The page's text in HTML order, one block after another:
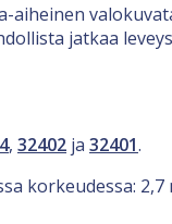
jatkaa
, 32402 ja 32401.
korkeudessa: